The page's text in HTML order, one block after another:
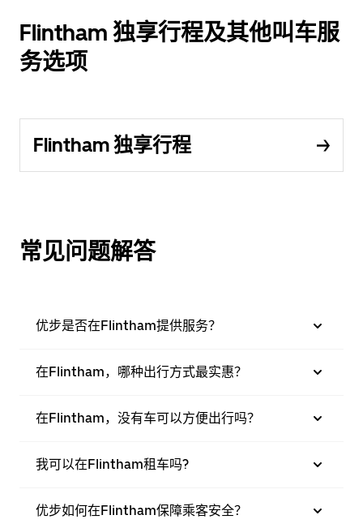
Flintham 独享行程及其他叫车服
务选项
Flintham 独享行程
常见问题解答
优步是否在Flintham提供服务？
在Flintham，哪种出行方式最实惠？
在Flintham，没有车可以方便出行吗？
我可以在Flintham租车吗?
优步如何在Flintham保障乘客安全？